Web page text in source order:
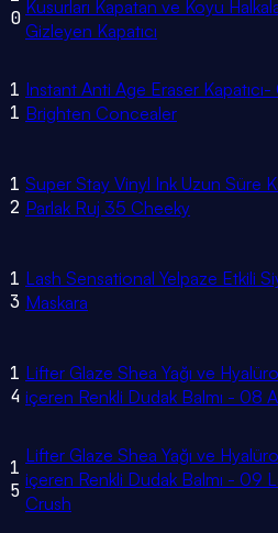
0 Kusurları Kapatan ve Koyu
Gizleyen Kapatıcı
1
1
Instant Anti Age Eraser
Brighten Concealer
1
2
Super Stay Vinyl Ink Uzun Süre
Parlak Ruj 35 Cheeky
1
3
Lash Sensational Yelpaze Etkili
Maskara
1
4
Lifter Glaze Shea Yağı ve
içeren Renkli Dudak Balmı - 08
1
5
Lifter Glaze Shea Yağı ve
içeren Renkli Dudak Balmı - 09
Crush